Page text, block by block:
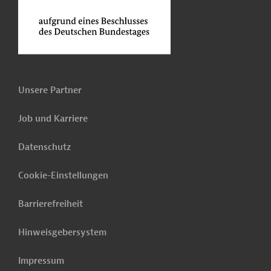
Unsere Partner
Job und Karriere
Datenschutz
Cookie-Einstellungen
Barrierefreiheit
Hinweisgebersystem
Impressum